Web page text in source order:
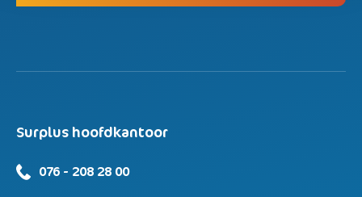
Surplus hoofdkantoor
076 - 208 28 00